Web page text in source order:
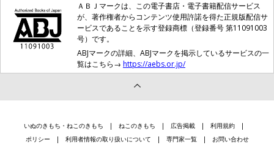
ＡＢＪマークは、この電子書店・電子書籍配信サービス
が、著作権者からコンテンツ使用許諾を得た正規版配信サ
ービスであることを示す登録商標（登録番号 第11091003
号）です。
ABJマークの詳細、ABJマークを掲示しているサービスの一
覧はこちら→ https://aebs.or.jp/
いぬのきもち・ねこのきもち ねこのきもち 広告掲載
利用規約
ポリシー
利用者情報の取り扱いについて 専門家一覧 お問い合わせ